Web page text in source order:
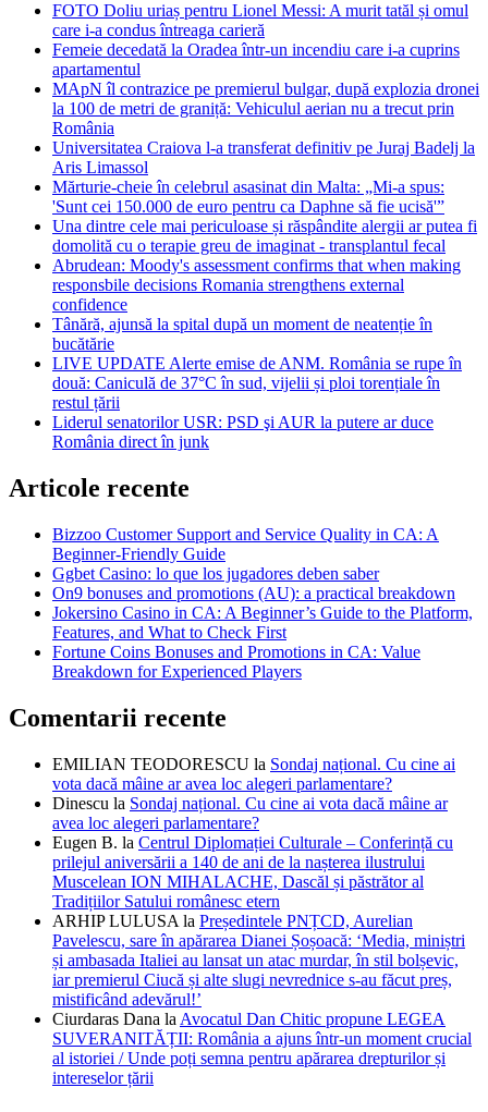
FOTO Doliu uriaș pentru Lionel Messi: A murit tatăl și omul
care i-a condus întreaga carieră
Femeie decedată la Oradea într-un incendiu care i-a cuprins
apartamentul
MApN îl contrazice pe premierul bulgar, după explozia dronei
la 100 de metri de graniță: Vehiculul aerian nu a trecut prin
România
Universitatea Craiova l-a transferat definitiv pe Juraj Badelj la
Aris Limassol
Mărturie-cheie în celebrul asasinat din Malta: „Mi-a spus:
'Sunt cei 150.000 de euro pentru ca Daphne să fie ucisă'”
Una dintre cele mai periculoase și răspândite alergii ar putea fi
domolită cu o terapie greu de imaginat - transplantul fecal
Abrudean: Moody's assessment confirms that when making
responsbile decisions Romania strengthens external
confidence
Tânără, ajunsă la spital după un moment de neatenție în
bucătărie
LIVE UPDATE Alerte emise de ANM. România se rupe în
două: Caniculă de 37°C în sud, vijelii și ploi torențiale în
restul țării
Liderul senatorilor USR: PSD şi AUR la putere ar duce
România direct în junk
Articole recente
Bizzoo Customer Support and Service Quality in CA: A
Beginner-Friendly Guide
Ggbet Casino: lo que los jugadores deben saber
On9 bonuses and promotions (AU): a practical breakdown
Jokersino Casino in CA: A Beginner’s Guide to the Platform,
Features, and What to Check First
Fortune Coins Bonuses and Promotions in CA: Value
Breakdown for Experienced Players
Comentarii recente
EMILIAN TEODORESCU la Sondaj național. Cu cine ai
vota dacă mâine ar avea loc alegeri parlamentare?
Dinescu la Sondaj național. Cu cine ai vota dacă mâine ar
avea loc alegeri parlamentare?
Eugen B. la Centrul Diplomației Culturale – Conferință cu
prilejul aniversării a 140 de ani de la nașterea ilustrului
Muscelean ION MIHALACHE, Dascăl și păstrător al
Tradițiilor Satului românesc etern
ARHIP LULUSA la Președintele PNȚCD, Aurelian
Pavelescu, sare în apărarea Dianei Șoșoacă: ‘Media, miniștri
și ambasada Italiei au lansat un atac murdar, în stil bolșevic,
iar premierul Ciucă și alte slugi nevrednice s-au făcut preș,
mistificând adevărul!’
Ciurdaras Dana la Avocatul Dan Chitic propune LEGEA
SUVERANITĂȚII: România a ajuns într-un moment crucial
al istoriei / Unde poți semna pentru apărarea drepturilor și
intereselor țării